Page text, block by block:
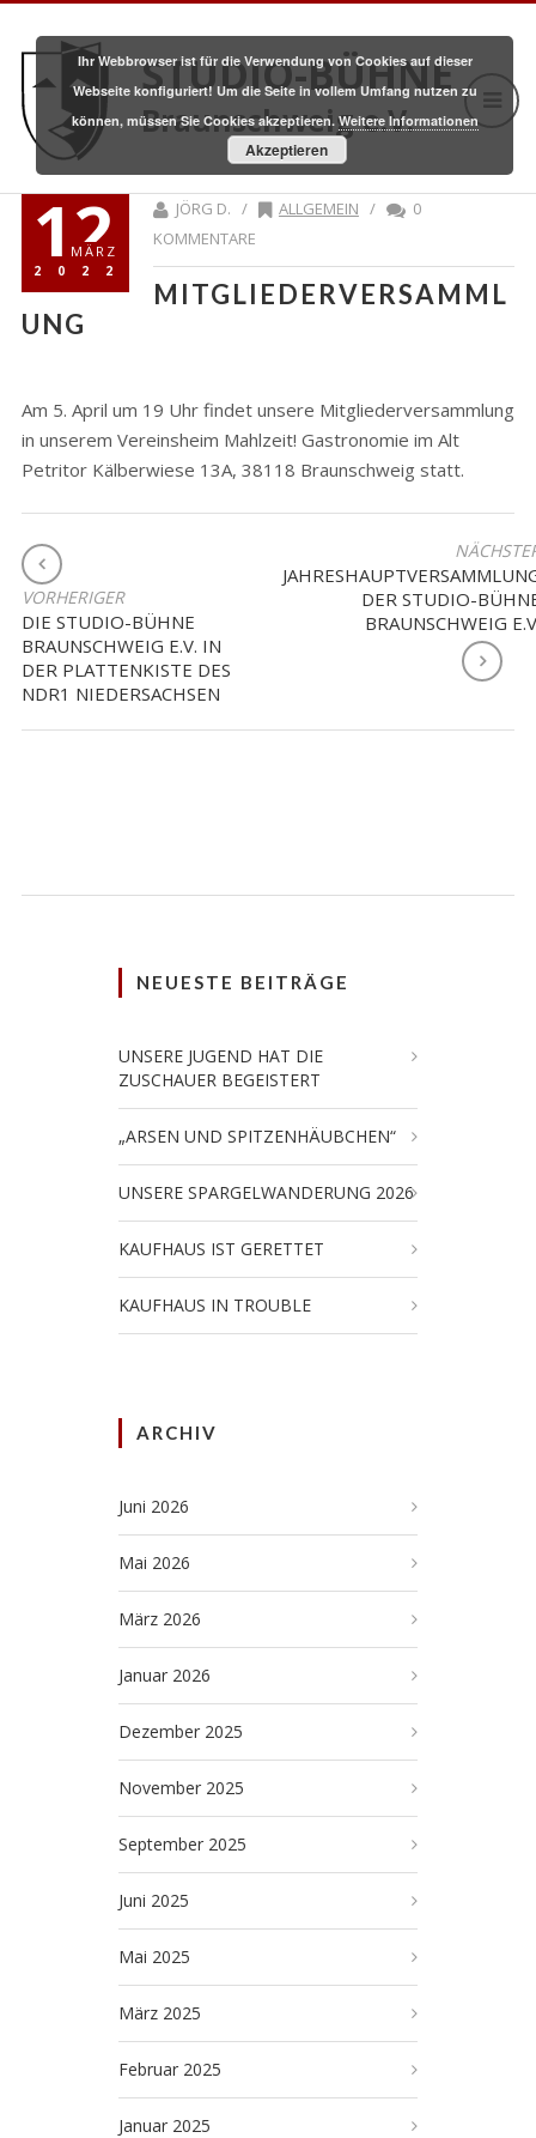
STUDIO-BÜHNE
Braunschweig e.V.
12
MÄRZ
2022
JÖRG D. / ALLGEMEIN /
0
KOMMENTARE
MITGLIEDERVERSAMML
UNG
Am 5. April um 19 Uhr findet unsere Mitgliederversammlung
in unserem Vereinsheim Mahlzeit! Gastronomie im Alt
Petritor Kälberwiese 13A, 38118 Braunschweig statt.
BEITRAGSNAVIGATION
VORHERIGER
DIE STUDIO-BÜHNE
BRAUNSCHWEIG E.V. IN
DER PLATTENKISTE DES
NDR1 NIEDERSACHSEN
DER STUDIO-
BRAUNSCHWEIG
NEUESTE BEITRÄGE
UNSERE JUGEND HAT DIE
ZUSCHAUER BEGEISTERT
„ARSEN UND SPITZENHÄUBCHEN“
UNSERE SPARGELWANDERUNG 2026
KAUFHAUS IST GERETTET
KAUFHAUS IN TROUBLE
ARCHIV
Juni 2026
Mai 2026
März 2026
Januar 2026
Dezember 2025
November 2025
September 2025
Juni 2025
Mai 2025
März 2025
Februar 2025
Januar 2025
Ihr Webbrowser ist für die Verwendung von Cookies auf dieser
Webseite konfiguriert! Um die Seite in vollem Umfang nutzen zu
können, müssen Sie Cookies akzeptieren.Weitere Informationen
Akzeptieren